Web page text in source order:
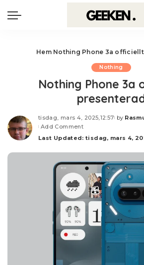
Hem Nothing Phone 3a
Nothing
Nothing Phone 3a
tisdag, mars 4, 2025,12:57
Posted
by
Add Comment
Last Updated: tisdag, mars 4,